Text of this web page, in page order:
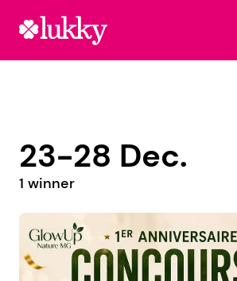
23-28 Dec.
1 winner
@oceiv_events